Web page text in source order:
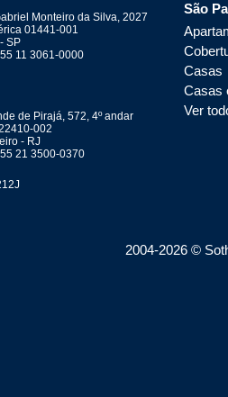
São
Casas
Casas
Ver
Monteiro da Silva, 2027
01441-001
SP
11 3061-0000
de Pirajá, 572, 4º andar
002
- RJ
21 3500-0370
2004-2026©